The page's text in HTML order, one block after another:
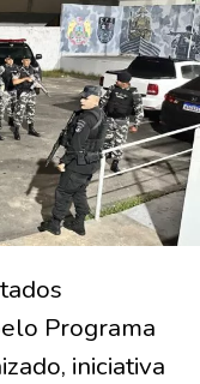
Programa
iniciativa